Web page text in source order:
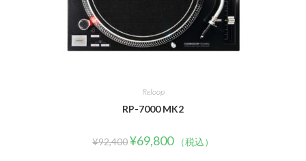
Reloop
RP-7000 MK2
¥92,400¥69,800 （税込）